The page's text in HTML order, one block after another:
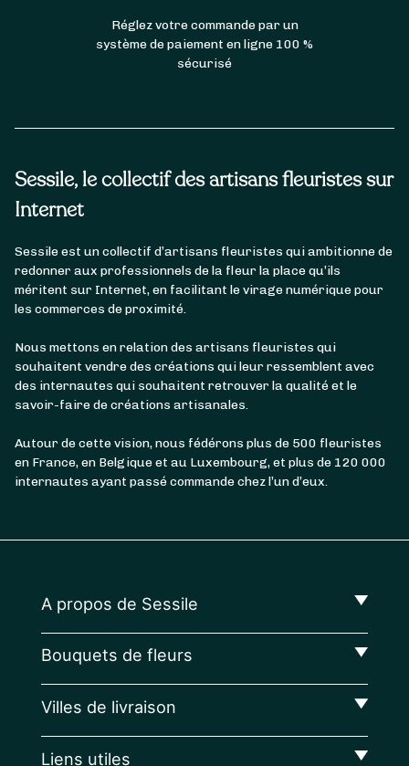
Sessile, le collectif des artisans fleuristes sur
Internet
Sessile est un collectif d’artisans fleuristes qui ambitionne de
redonner aux professionnels de la fleur la place qu’ils
méritent sur Internet, en facilitant le virage numérique pour
les commerces de proximité.
Nous mettons en relation des artisans fleuristes qui
souhaitent vendre des créations qui leur ressemblent avec
des internautes qui souhaitent retrouver la qualité et le
savoir-faire de créations artisanales.
Autour de cette vision, nous fédérons plus de 500 fleuristes
en France, en Belgique et au Luxembourg, et plus de 120 000
internautes ayant passé commande chez l’un d’eux.
Réglez votre commande par un
système de paiement en ligne 100 %
sécurisé
A propos de Sessile
Bouquets de fleurs
Villes de livraison
Liens utiles